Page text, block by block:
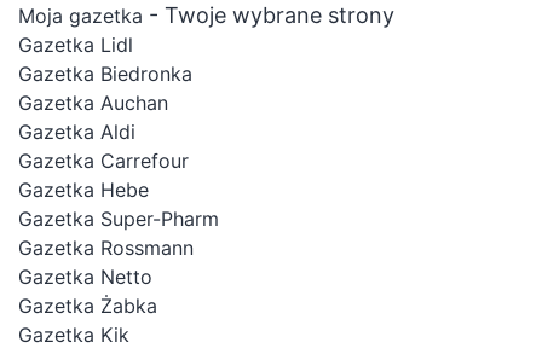
Moja gazetka - Twoje wybrane strony
Gazetka Lidl
Gazetka Biedronka
Gazetka Auchan
Gazetka Aldi
Gazetka Carrefour
Gazetka Hebe
Gazetka Super-Pharm
Gazetka Rossmann
Gazetka Netto
Gazetka Żabka
Gazetka Kik